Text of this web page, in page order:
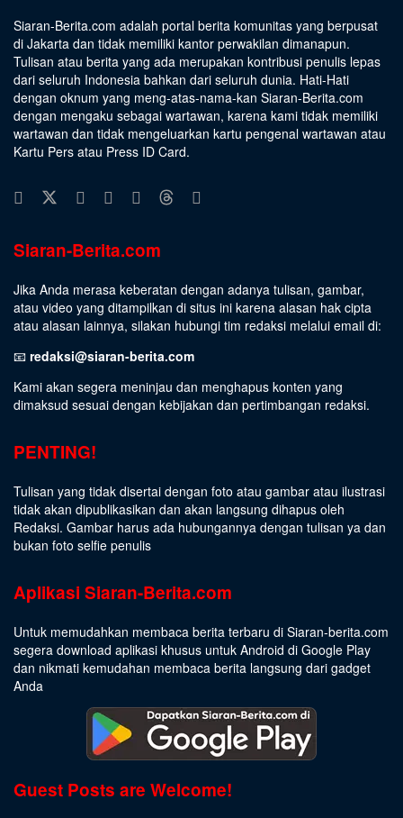
Siaran-Berita.com adalah portal berita komunitas yang berpusat
di Jakarta dan tidak memiliki kantor perwakilan dimanapun.
Tulisan atau berita yang ada merupakan kontribusi penulis lepas
dari seluruh Indonesia bahkan dari seluruh dunia. Hati-Hati
dengan oknum yang meng-atas-nama-kan Siaran-Berita.com
dengan mengaku sebagai wartawan, karena kami tidak memiliki
wartawan dan tidak mengeluarkan kartu pengenal wartawan atau
Kartu Pers atau Press ID Card.
Siaran-Berita.com
Jika Anda merasa keberatan dengan adanya tulisan, gambar,
atau video yang ditampilkan di situs ini karena alasan hak cipta
atau alasan lainnya, silakan hubungi tim redaksi melalui email di:
📧 redaksi@siaran-berita.com
Kami akan segera meninjau dan menghapus konten yang
dimaksud sesuai dengan kebijakan dan pertimbangan redaksi.
PENTING!
Tulisan yang tidak disertai dengan foto atau gambar atau ilustrasi
tidak akan dipublikasikan dan akan langsung dihapus oleh
Redaksi. Gambar harus ada hubungannya dengan tulisan ya dan
bukan foto selfie penulis
Aplikasi Siaran-Berita.com
Untuk memudahkan membaca berita terbaru di Siaran-berita.com
segera download aplikasi khusus untuk Android di Google Play
dan nikmati kemudahan membaca berita langsung dari gadget
Anda
Guest Posts are Welcome!